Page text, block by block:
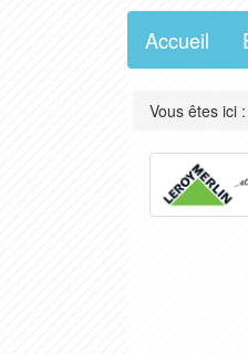
Accueil
Vous êtes ici :